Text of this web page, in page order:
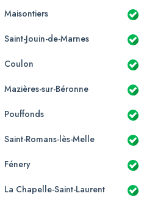
Maisontiers
Saint-Jouin-de-Marnes
Coulon
Mazières-sur-Béronne
Pouffonds
Saint-Romans-lès-Melle
Fénery
La Chapelle-Saint-Laurent